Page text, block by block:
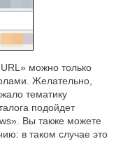
можно только
Желательно,
тематику
подойдет
Вы также можете
в таком случае это